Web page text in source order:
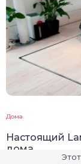
Дома
Настоящий
дома